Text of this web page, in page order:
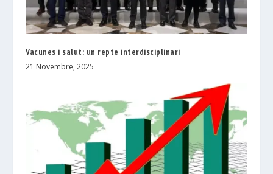
Vacunes i salut: un repte interdisciplinari
21 Novembre, 2025